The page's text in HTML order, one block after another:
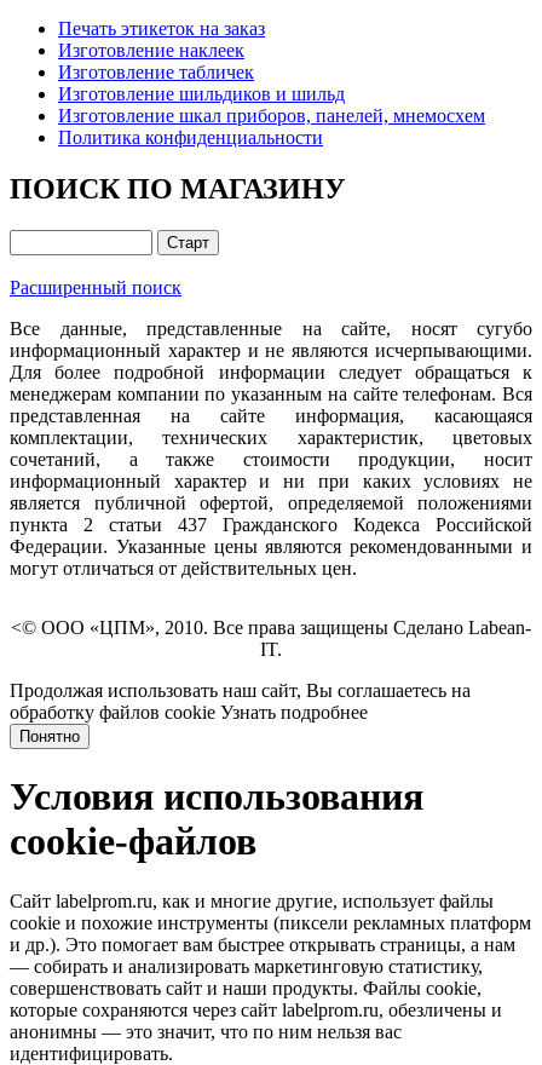
Печать этикеток на заказ
Изготовление наклеек
Изготовление табличек
Изготовление шильдиков и шильд
Изготовление шкал приборов, панелей, мнемосхем
Политика конфиденциальности
ПОИСК ПО МАГАЗИНУ
Расширенный поиск
Все данные, представленные на сайте, носят сугубо
информационный характер и не являются исчерпывающими.
Для более подробной информации следует обращаться к
менеджерам компании по указанным на сайте телефонам. Вся
представленная на сайте информация, касающаяся
комплектации, технических характеристик, цветовых
сочетаний, а также стоимости продукции, носит
информационный характер и ни при каких условиях не
является публичной офертой, определяемой положениями
пункта 2 статьи 437 Гражданского Кодекса Российской
Федерации. Указанные цены являются рекомендованными и
могут отличаться от действительных цен.
<© ООО «ЦПМ», 2010. Все права защищены Сделано Labean-
IT.
Продолжая использовать наш сайт, Вы соглашаетесь на
обработку файлов cookie Узнать подробнее
Понятно
Условия использования
cookie-файлов
Сайт labelprom.ru, как и многие другие, использует файлы
cookie и похожие инструменты (пиксели рекламных платформ
и др.). Это помогает вам быстрее открывать страницы, а нам
— собирать и анализировать маркетинговую статистику,
совершенствовать сайт и наши продукты. Файлы сookie,
которые сохраняются через сайт labelprom.ru, обезличены и
анонимны — это значит, что по ним нельзя вас
идентифицировать.